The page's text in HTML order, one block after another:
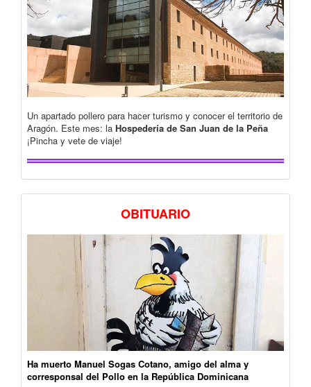
Un apartado pollero para hacer turismo y conocer el territorio de
Aragón. Este mes: la Hospedería de San Juan de la Peña
¡Pincha y vete de viaje!
OBITUARIO
Ha muerto Manuel Sogas Cotano, amigo del alma y
corresponsal del Pollo en la República Dominicana